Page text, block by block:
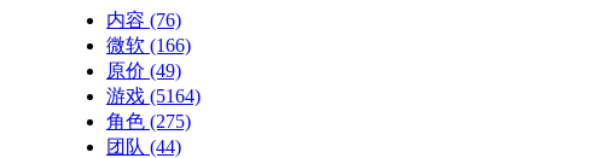
内容 (76)
微软 (166)
原价 (49)
游戏 (5164)
角色 (275)
团队 (44)